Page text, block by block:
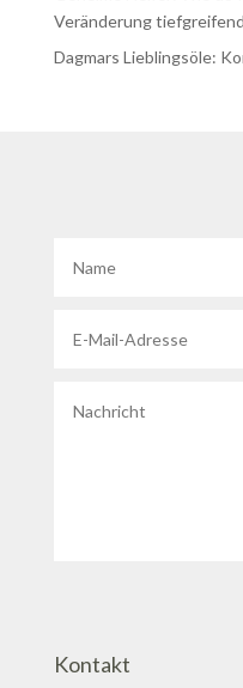
Veränderung
Dagmars Lieblingsöle:
Kontakt